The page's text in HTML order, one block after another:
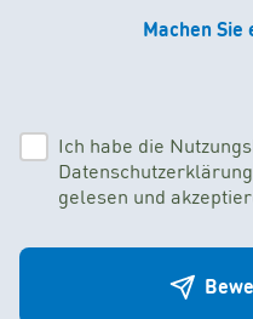
Machen
Ich habe die
gelesen und